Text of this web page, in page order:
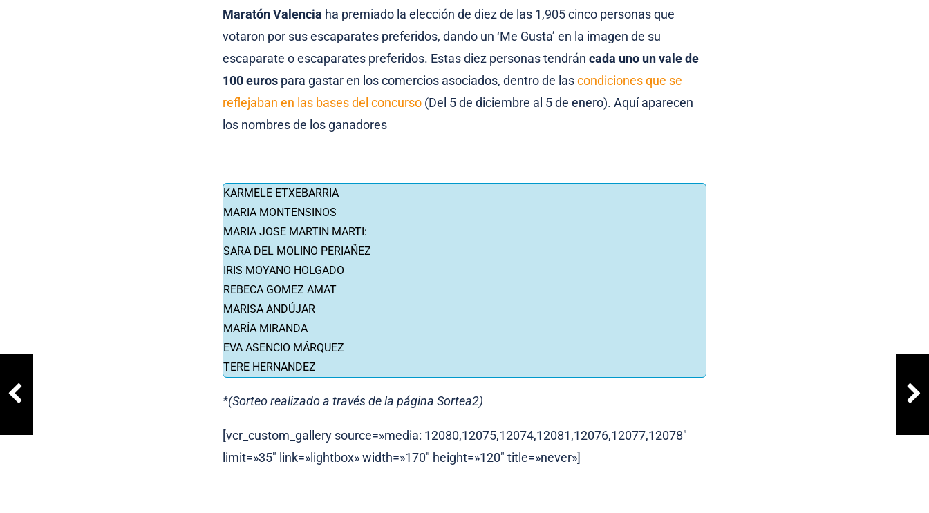
Maratón Valencia ha premiado la elección de diez de las 1,905 cinco personas que
votaron por sus escaparates preferidos, dando un ‘Me Gusta’ en la imagen de su
escaparate o escaparates preferidos. Estas diez personas tendrán cada uno un vale de
100 euros para gastar en los comercios asociados, dentro de lascondiciones que se
reflejaban en las bases del concurso (Del 5 de diciembre al 5 de enero). Aquí aparecen
los nombres de los ganadores
KARMELE ETXEBARRIA
MARIA MONTENSINOS
MARIA JOSE MARTIN MARTI:
SARA DEL MOLINO PERIAÑEZ
IRIS MOYANO HOLGADO
REBECA GOMEZ AMAT
MARISA ANDÚJAR
MARÍA MIRANDA
EVA ASENCIO MÁRQUEZ
TERE HERNANDEZ
*(Sorteo realizado a través de la página Sortea2)
[vcr_custom_gallery source=»media: 12080,12075,12074,12081,12076,12077,12078″
limit=»35″ link=»lightbox» width=»170″ height=»120″ title=»never»]